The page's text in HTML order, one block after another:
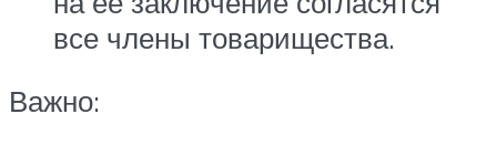
все члены товарищества.
Важно: